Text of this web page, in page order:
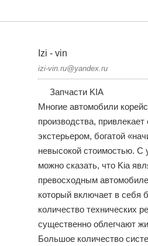
Izi - vin
izi-vin.ru@yandex.ru
Запчасти KIA
Многие автомобили
производства,
экстерьером, богатой
невысокой стоимостью. С
можно сказать, что Kia
превосходным
который включает в себя
количество технических
существенно облегчают
Большое количество